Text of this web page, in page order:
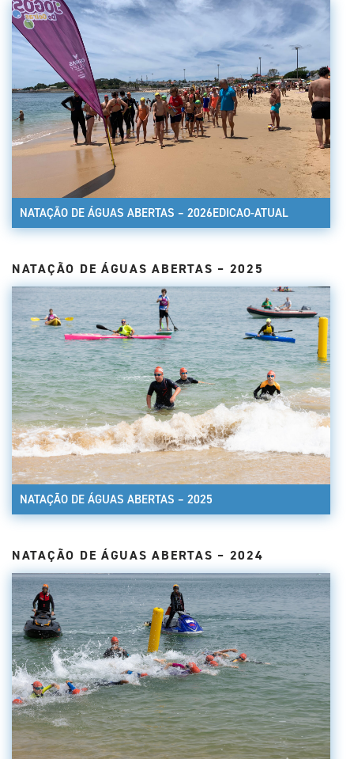
NATAÇÃO DE ÁGUAS ABERTAS – 2026EDICAO-ATUAL
NATAÇÃO DE ÁGUAS ABERTAS – 2025
NATAÇÃO DE ÁGUAS ABERTAS – 2025
NATAÇÃO DE ÁGUAS ABERTAS – 2024